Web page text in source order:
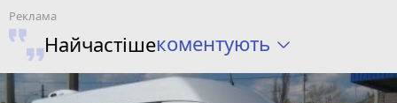
Найчастішекоментують